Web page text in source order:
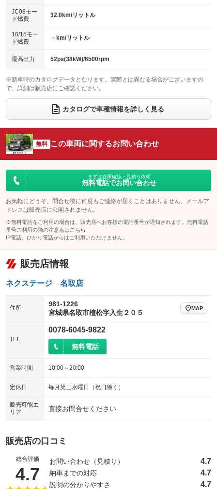
電動格納ミラー
：装備あり
：装備なし
パワーシート
ベンチシート
：装備あり
チップアップシート
：装備なし
：装備なし ：装備あり
ウォークスルー
：装備なし
電動リアゲート フロントカメラ
：装備なし
：装備なし ：装備なし
サイドカメラ
：装備なし ルーフレール
：装備なし
：装備なし
：装備なし
JC08モー
ド燃費
32.0km/リットル
10/15モー
ド燃費
－km/リットル
最高出力 52ps(38kW)/6500rpm
※新車時のカタログデータとなります。実際とは異なる場合がございますの
で、詳細は販売店にご確認ください。
カタログで車種情報を詳しく見る
無料 この車両に関するお問い合わせ
まずは在庫確認・見積り依頼
無料電話でお問い合わせ
お気軽にどうぞ。問合せ後に何度もご連絡が届くことはありません。メールア
ドレスは販売店に公開されません。
※無料電話をご利用の場合は、販売店へお客様の電話番号が通知されます。無料電話
番号ご利用の際の注意点は こちら
IP電話、ひかり電話からはご利用いただけません。
販売店情報
ネクステージ 名取店
住所
981-1226
宮城県名取市植松字入生２０５
MAP
TEL
0078-6045-9822
無料電話
営業時間 10:00～20:00
定休日 毎月第三水曜日（祝日除く）
販売可能エ
リア
直接お問合せください
販売店の口コミ
総合評価
4.7 （5点満点中）
お問い合わせ（見積り） 4.7
納車までの対応 4.7
説明の分かりやすさ 4.7